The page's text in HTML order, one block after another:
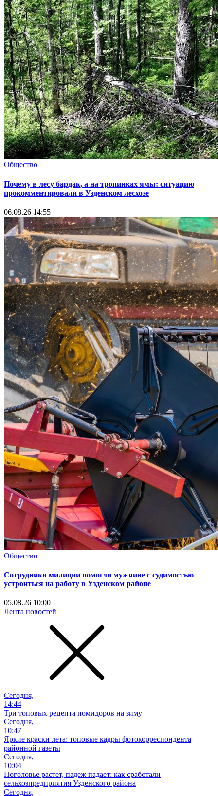
Общество
Почему в лесу бардак, а на тропинках ямы: ситуацию
прокомментировали в Узденском лесхозе
06.08.26 14:55
Общество
Сотрудники милиции помогли мужчине с судимостью
устроиться на работу в Узденском районе
05.08.26 10:00
Лента новостей
Сегодня,
14:44
Три топовых рецепта помидоров на зиму
Сегодня,
10:47
Яркие краски лета: топовые кадры фотокорреспондента
районной газеты
Сегодня,
10:04
Поголовье растет, падеж падает: как сработали
сельхозпредприятия Узденского района
Сегодня,